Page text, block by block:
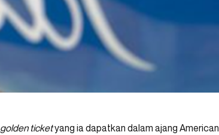
golden ticketyang ia dapatkan dalam ajang American